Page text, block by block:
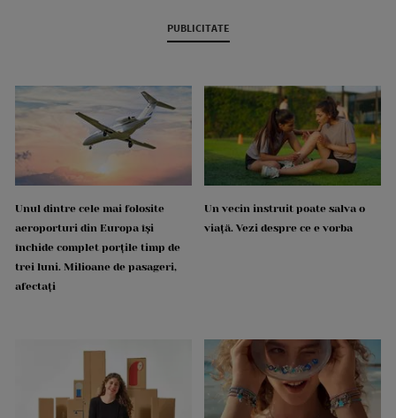
PUBLICITATE
Unul dintre cele mai folosite
aeroporturi din Europa își
închide complet porțile timp de
trei luni. Milioane de pasageri,
afectați
Un vecin instruit poate salva o
viață. Vezi despre ce e vorba